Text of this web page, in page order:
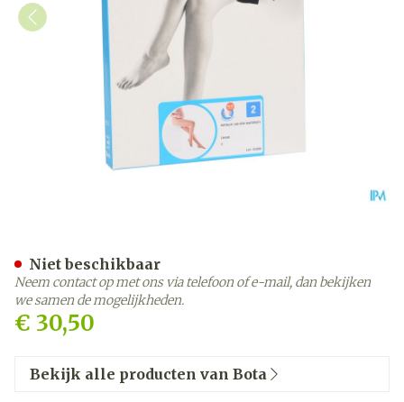
€ 30,50
Niet beschikbaar
Neem contact op met ons via telefoon of e-mail, dan bekijken
we samen de mogelijkheden.
Bekijk alle producten van Bota